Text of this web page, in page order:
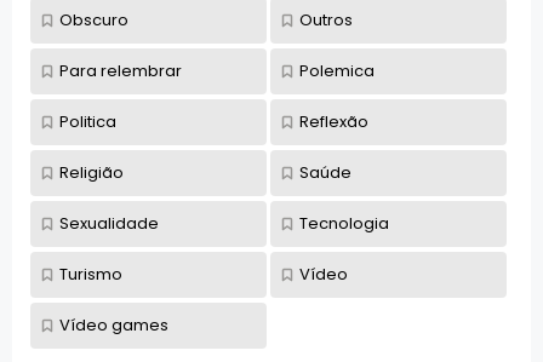
Obscuro Outros
Para relembrar Polemica
Politica Reflexão
Religião Saúde
Sexualidade Tecnologia
Turismo Vídeo
Vídeo games